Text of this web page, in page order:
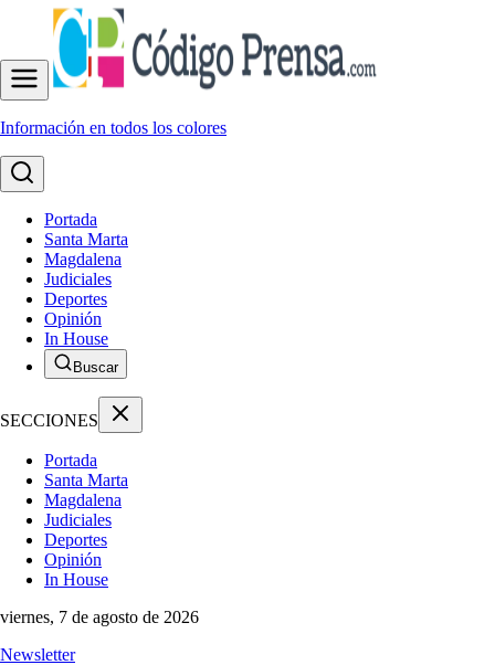
Información en todos los colores
Portada
Santa Marta
Magdalena
Judiciales
Deportes
Opinión
In House
Buscar
SECCIONES
Portada
Santa Marta
Magdalena
Judiciales
Deportes
Opinión
In House
viernes, 7 de agosto de 2026
Newsletter